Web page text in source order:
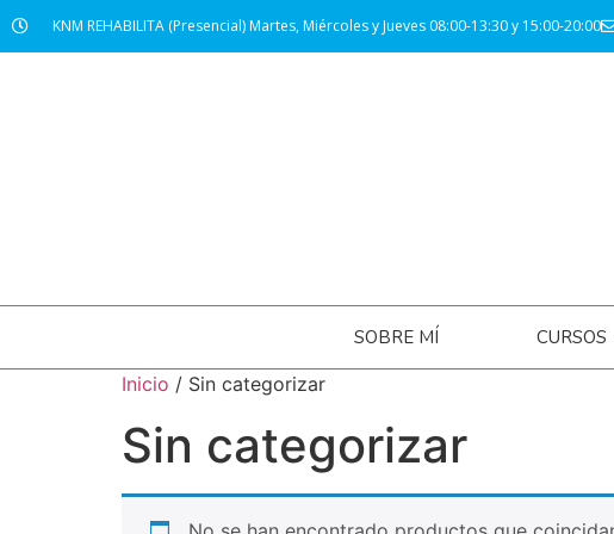
KNM REHABILITA (Presencial) Martes, Miércoles y Jueves 08:00-13:30 y 15:00-20:00
SOBRE MÍ CURSOS
Inicio / Sin categorizar
Sin categorizar